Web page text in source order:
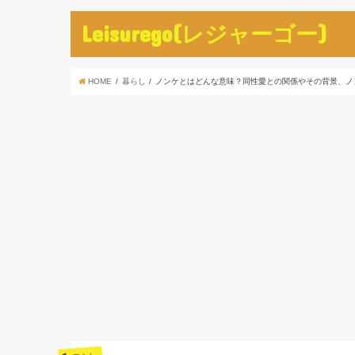
Leisurego(レジャーゴー)
HOME 暮らし ノンケとはどんな意味？同性愛との関係やその背景、ノ